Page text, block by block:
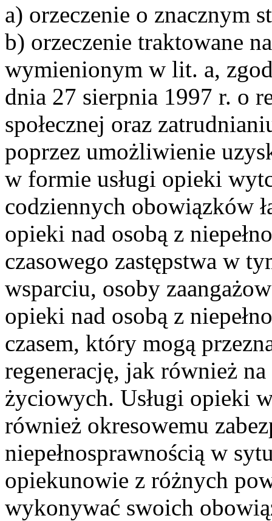
a) orzeczenie o znacznym
b) orzeczenie traktowane
wymienionym w lit. a,
dnia 27 sierpnia 1997 r. o
społecznej oraz
poprzez umożliwienie
w formie usługi opieki
codziennych obowiązków
opieki nad osobą z
czasowego zastępstwa w
wsparciu, osoby
opieki nad osobą z
czasem, który mogą
regenerację, jak również
życiowych. Usługi opieki
również okresowemu
niepełnosprawnością w
opiekunowie z różnych
wykonywać swoich